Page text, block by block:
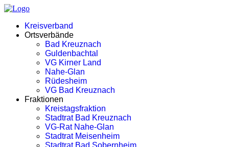
Kreisverband
Ortsverbände
Bad Kreuznach
Guldenbachtal
VG Kirner Land
Nahe-Glan
Rüdesheim
VG Bad Kreuznach
Fraktionen
Kreistagsfraktion
Stadtrat Bad Kreuznach
VG-Rat Nahe-Glan
Stadtrat Meisenheim
Stadtrat Bad Sobernheim